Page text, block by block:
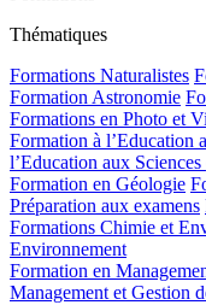
Thématiques
Formations Naturalistes
Formation Astronomie
Formations en Photo et
Formation à l’Education
l’Education aux
Formation en Géologie
Préparation aux examens
Formations Chimie et
Environnement
Formation en
Management et Gestion